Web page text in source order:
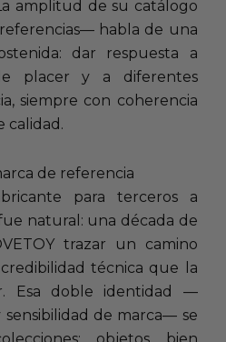
amplitud de su catálogo
habla de una
dar respuesta a
placer y a diferentes
siempre con coherencia
calidad.
de referencia
para terceros a
natural: una década de
trazar un camino
técnica que la
Esa doble identidad —
de marca— se